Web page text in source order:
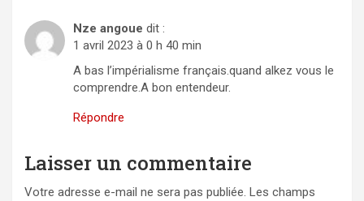
Nze angoue dit :
1 avril 2023 à 0 h 40 min
A bas l’impérialisme français.quand alkez vous le
comprendre.A bon entendeur.
Répondre
Laisser un commentaire
Votre adresse e-mail ne sera pas publiée. Les champs